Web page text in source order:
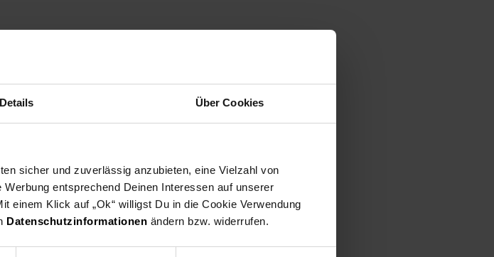
Details Über Cookies
sicher und zuverlässig anzubieten, eine Vielzahl von
entsprechend Deinen Interessen auf unserer
einem Klick auf „Ok“ willigst Du in die Cookie Verwendung
Datenschutzinformationen ändern bzw. widerrufen.